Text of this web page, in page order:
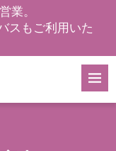
業。
スもご利用いた